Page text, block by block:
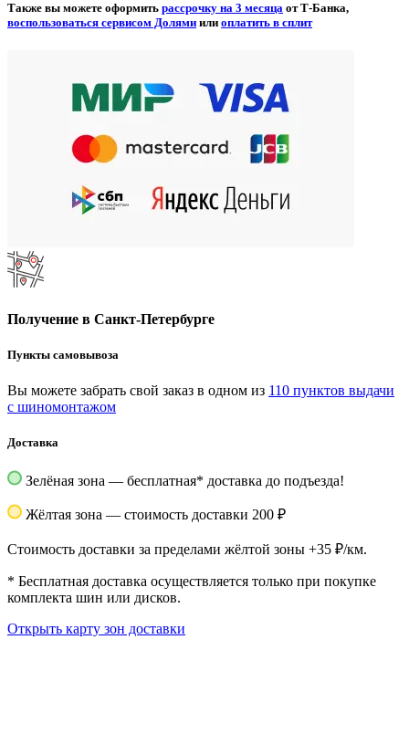
Также вы можете оформить рассрочку на 3 месяца от Т-Банка,
воспользоваться сервисом Долями или оплатить в сплит
Получение в Санкт-Петербурге
Пункты самовывоза
Вы можете забрать свой заказ в одном из 110 пунктов выдачи
с шиномонтажом
Доставка
Зелёная зона — бесплатная* доставка до подъезда!
Жёлтая зона — стоимость доставки 200 ₽
Стоимость доставки за пределами жёлтой зоны +35 ₽/км.
* Бесплатная доставка осуществляется только при покупке
комплекта шин или дисков.
Открыть карту зон доставки